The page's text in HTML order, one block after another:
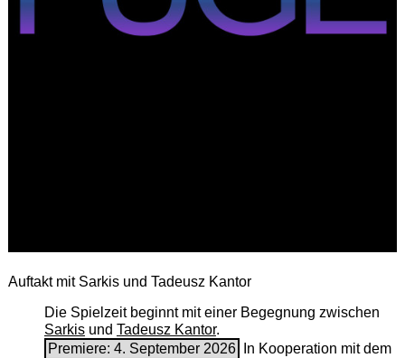
Auftakt mit Sarkis und Tadeusz Kantor
Die Spielzeit beginnt mit einer Begegnung zwischen
Sarkisund Tadeusz Kantor.
Premiere: 4. September 2026
In Kooperation mit dem